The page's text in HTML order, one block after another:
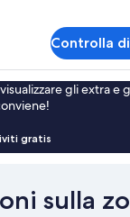
Controlla
gli extra e
gratis
sulla